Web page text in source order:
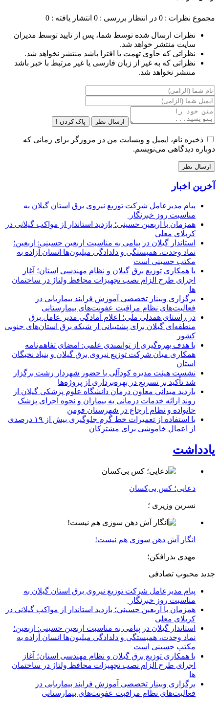
مجموع نظرات : 0 در انتظار بررسی : 0 انتشار یافته : 0
نظرات ارسال شده توسط شما، پس از تایید توسط مدیران
سایت منتشر خواهد شد.
نظراتی که حاوی تهمت یا افترا باشد منتشر نخواهد شد.
نظراتی که به غیر از زبان فارسی یا غیر مرتبط با خبر باشد
منتشر نخواهد شد.
ارسال نظر پاک کردن !
ذخیره نام، ایمیل و وبسایت من در مرورگر برای زمانی که
دوباره دیدگاهی می‌نویسم.
آخرین اخبار
پیام مدیرعامل شركت توزیع نیروی برق استان گیلان به
مناسبت روز خبرنگار ‌
همزمان با اربعین حسینی؛ بازدید استاندار از مواکب گیلانی در
کربلای معلی
استاندار گیلان در پیامی به مناسبت اربعین حسینی: اربعین؛
نماد وحدت، همبستگی و دلدادگی میلیون‌ها انسان آزاده به
مکتب حسینی است
با همکاری توزیع برق گیلان و نظام مهندسی استان؛ آغاز
اجرای طرح الزام نصب تجهیزات محافظ ولتاژ در ساختمان
ها
برگزاری وبینار تخصصی آموزش فرایند بیماریابی در
فعالیت‌های نظام مراقبت عفونت‌های بیمارستانی
در راستای همدلی ملی؛ اعلام آمادگی مدیر عامل برق
منطقه‌ای گیلان برای پشتیبانی از شبكه برق استان‌های جنوبی
كشور
با هدف بهره‌گیری از توانمندی علمی: امضای تفاهم‌نامه
همكاری میان شركت توزیع نیروی برق گیلان و بنیاد نخبگان
استان
نشست هیئت مدیره کودآلی با حضور شهردار رشت برگزار
شد تأکید بر تسریع در بهره‌برداری از پروژه‌ها
بازدید میدانی معاون درمان دانشگاه علوم پزشکی گیلان از
روند ارائه خدمات درمانی به بیماران و نحوه اجرای پزشک
خانواده و نظام ارجاع در شهرستان فومن
با استفاده از تعمیرات خط گرم جلوگیری بیش از ۱۹ درصدی
از اعمال خاموشی برای مشتركان
یادداشت
دعایی؛ کس بی‌کسان
نسرین وزیری ؛
انگار آش دهن سوزی هم نیست!
مهدی بذرافکن؛
جدید محبوب تصادفی
پیام مدیرعامل شركت توزیع نیروی برق استان گیلان به
مناسبت روز خبرنگار ‌
همزمان با اربعین حسینی؛ بازدید استاندار از مواکب گیلانی در
کربلای معلی
استاندار گیلان در پیامی به مناسبت اربعین حسینی: اربعین؛
نماد وحدت، همبستگی و دلدادگی میلیون‌ها انسان آزاده به
مکتب حسینی است
با همکاری توزیع برق گیلان و نظام مهندسی استان؛ آغاز
اجرای طرح الزام نصب تجهیزات محافظ ولتاژ در ساختمان
ها
برگزاری وبینار تخصصی آموزش فرایند بیماریابی در
فعالیت‌های نظام مراقبت عفونت‌های بیمارستانی